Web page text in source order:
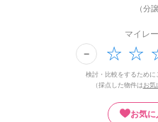
（分
マイレ
検討・比較をするために
（採点した物件は お気
お気に